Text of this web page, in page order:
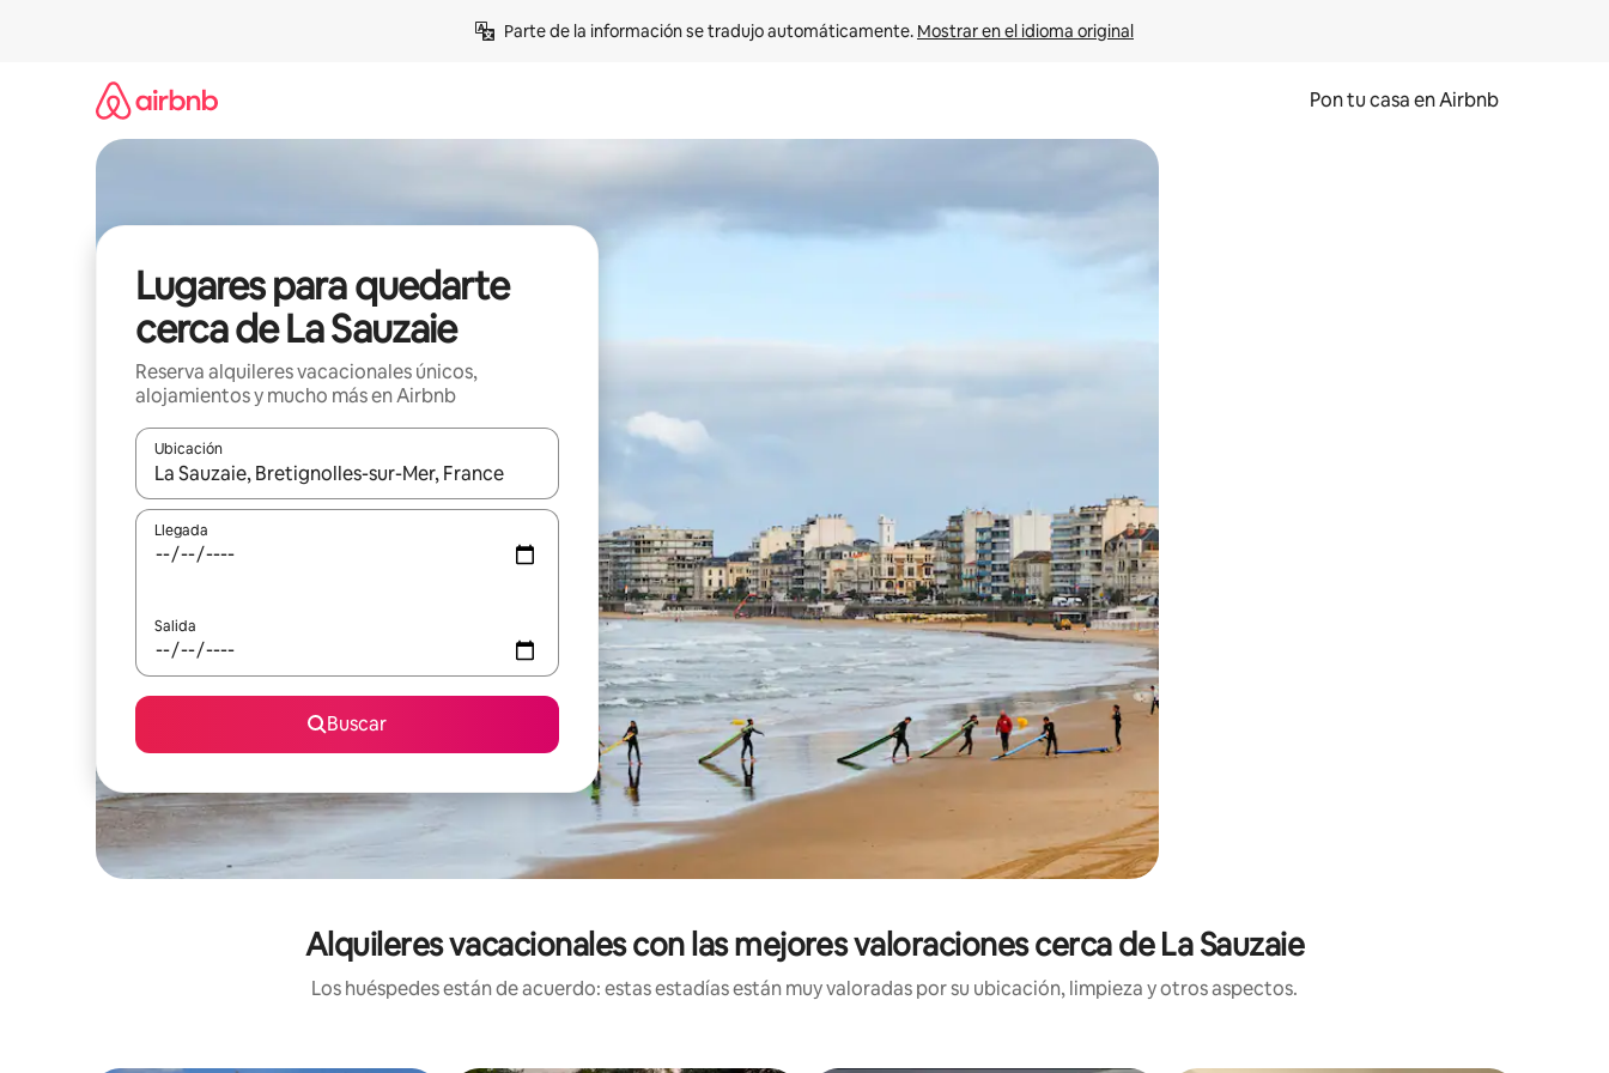
Parte de la información se tradujo automáticamente. Mostrar en el idioma original
Pon tu casa en Airbnb
Lugares para quedarte
cerca de La Sauzaie
Reserva alquileres vacacionales únicos,
alojamientos y mucho más en Airbnb
Ubicación
Cuando los resultados estén disponibles, navega con las teclas de flecha hacia arriba y hacia abajo o explora con el tacto o desliza el dedo.
Llegada
Salida
Buscar
Alquileres vacacionales con las mejores valoraciones cerca de La Sauzaie
Los huéspedes están de acuerdo: estas estadías están muy valoradas por su ubicación, limpieza y otros aspectos.